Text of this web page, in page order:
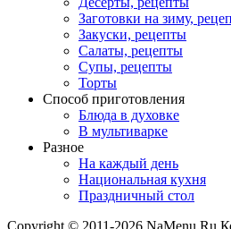
Заготовки на зиму,
Закуски, рецепты
Салаты, рецепты
Супы, рецепты
Торты
Способ приготовления
Блюда в духовке
В мультиварке
Разное
На каждый день
Национальная кухня
Праздничный стол
Copyright © 2011-2026 NaMenu.Ru